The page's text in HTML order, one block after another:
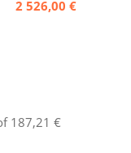
2 526,00 €
187,21 €